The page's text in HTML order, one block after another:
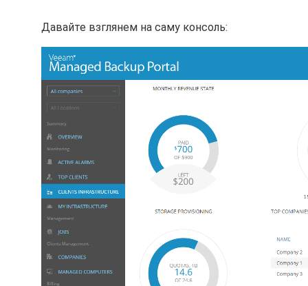
Давайте взглянем на саму консоль: